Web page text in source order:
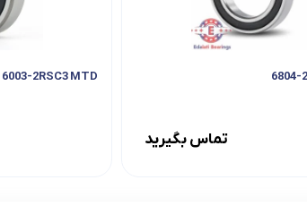
تماس بگیرید
6003-2RSC3 MTD